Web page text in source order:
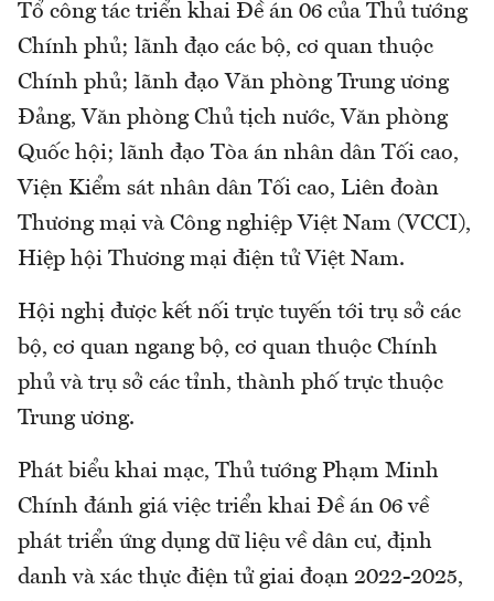
Tổ công tác triển khai Đề án 06 của Thủ tướng
Chính phủ; lãnh đạo các bộ, cơ quan thuộc
Chính phủ; lãnh đạo Văn phòng Trung ương
Đảng, Văn phòng Chủ tịch nước, Văn phòng
Quốc hội; lãnh đạo Tòa án nhân dân Tối cao,
Viện Kiểm sát nhân dân Tối cao, Liên đoàn
Thương mại và Công nghiệp Việt Nam (VCCI),
Hiệp hội Thương mại điện tử Việt Nam.
Hội nghị được kết nối trực tuyến tới trụ sở các
bộ, cơ quan ngang bộ, cơ quan thuộc Chính
phủ và trụ sở các tỉnh, thành phố trực thuộc
Trung ương.
Phát biểu khai mạc, Thủ tướng Phạm Minh
Chính đánh giá việc triển khai Đề án 06 về
phát triển ứng dụng dữ liệu về dân cư, định
danh và xác thực điện tử giai đoạn 2022-2025,